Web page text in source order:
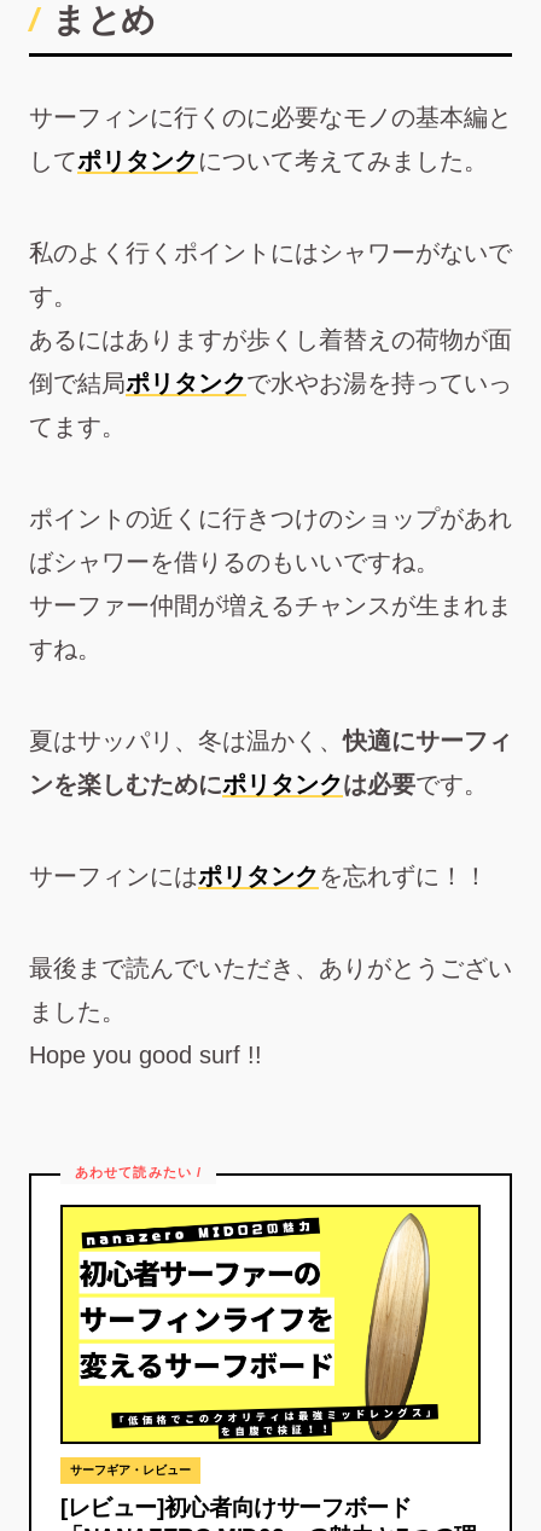
まとめ
サーフィンに行くのに必要なモノの基本編と
してポリタンクについて考えてみました。
私のよく行くポイントにはシャワーがないで
す。
あるにはありますが歩くし着替えの荷物が面
倒で結局ポリタンクで水やお湯を持っていっ
てます。
ポイントの近くに行きつけのショップがあれ
ばシャワーを借りるのもいいですね。
サーファー仲間が増えるチャンスが生まれま
すね。
夏はサッパリ、冬は温かく、快適にサーフィ
ンを楽しむためにポリタンクは必要です。
サーフィンにはポリタンクを忘れずに！！
最後まで読んでいただき、ありがとうござい
ました。
Hope you good surf !!
サーフギア・レビュー
[レビュー]初心者向けサーフボード